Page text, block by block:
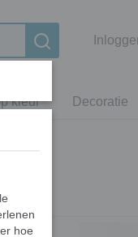
kleur Decoratie
hoe